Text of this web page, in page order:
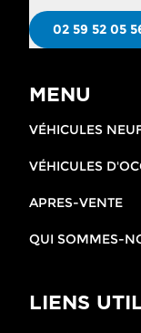
02 59 52 05
MENU
VÉHICULES
VÉHICULES
APRES-VENTE
QUI SOMMES-
LIENS